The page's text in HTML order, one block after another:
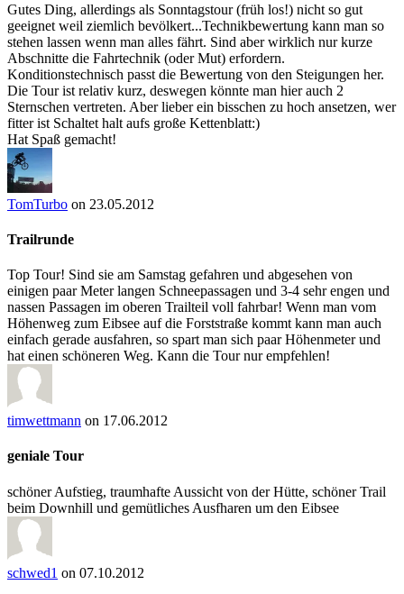
Gutes Ding, allerdings als Sonntagstour (früh los!) nicht so gut
geeignet weil ziemlich bevölkert...Technikbewertung kann man so
stehen lassen wenn man alles fährt. Sind aber wirklich nur kurze
Abschnitte die Fahrtechnik (oder Mut) erfordern.
Konditionstechnisch passt die Bewertung von den Steigungen her.
Die Tour ist relativ kurz, deswegen könnte man hier auch 2
Sternschen vertreten. Aber lieber ein bisschen zu hoch ansetzen, wer
fitter ist Schaltet halt aufs große Kettenblatt:)
Hat Spaß gemacht!
TomTurbo on 23.05.2012
Trailrunde
Top Tour! Sind sie am Samstag gefahren und abgesehen von
einigen paar Meter langen Schneepassagen und 3-4 sehr engen und
nassen Passagen im oberen Trailteil voll fahrbar! Wenn man vom
Höhenweg zum Eibsee auf die Forststraße kommt kann man auch
einfach gerade ausfahren, so spart man sich paar Höhenmeter und
hat einen schöneren Weg. Kann die Tour nur empfehlen!
timwettmann on 17.06.2012
geniale Tour
schöner Aufstieg, traumhafte Aussicht von der Hütte, schöner Trail
beim Downhill und gemütliches Ausfharen um den Eibsee
schwed1 on 07.10.2012